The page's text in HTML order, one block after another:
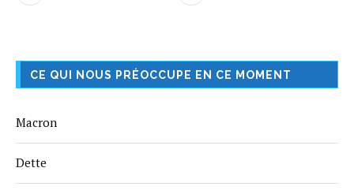
CE QUI NOUS PRÉOCCUPE EN CE MOMENT
Macron
Dette